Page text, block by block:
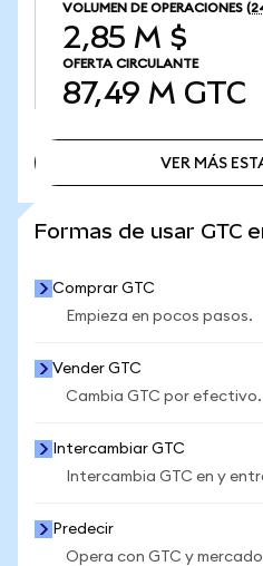
VOLUMEN DE OPERACIONES
2,85 M $
OFERTA CIRCULANTE
87,49 M GTC
VER MÁS
Formas de usar GTC
Comprar GTC
Empieza en pocos pasos.
Vender GTC
Cambia GTC por efectivo.
Intercambiar GTC
Intercambia GTC en y
Predecir
Opera con GTC y